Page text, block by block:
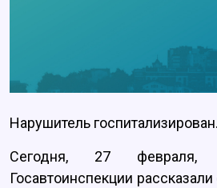
Нарушитель госпитализирован.
Сегодня, 27 февраля,
Госавтоинспекции